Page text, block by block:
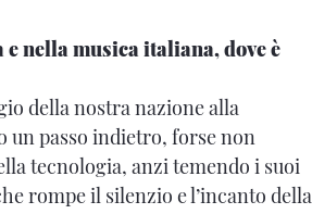
nella musica italiana, dove è
della nostra nazione alla
un passo indietro, forse non
tecnologia, anzi temendo i suoi
rompe il silenzio e l’incanto della